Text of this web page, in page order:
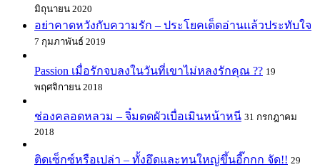
มิถุนายน 2020
อย่าคาดหวังกับความรัก – ประโยคเด็ดอ่านแล้วประทับใจ
7 กุมภาพันธ์ 2019
Passion เมื่อรักจบลงในวันที่เขาไม่หลงรักคุณ ?? 19
พฤศจิกายน 2018
ช่องคลอดหลวม – จิ๋มตดผัวเบื่อเมินหน้าหนี 31 กรกฎาคม
2018
ติดเซ็กซ์หรือเปล่า – ทั้งอึดและทนใหญ่ขึ้นอี๊กกก จัด!! 29